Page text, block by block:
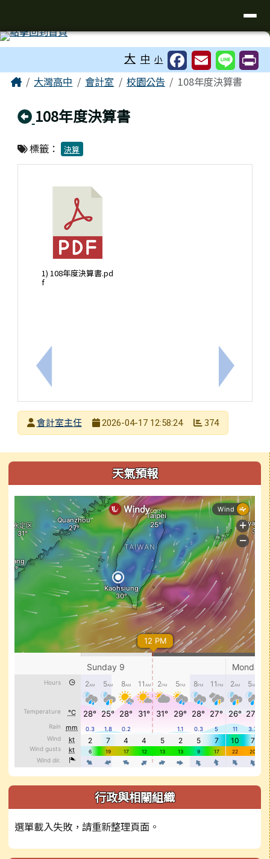
大 中 小
主內容區域
Home大灣高中 會計室 校園公告 108年度決算書
回上頁
108年度決算書
標籤： 決算
上一筆：110.1.1新版-逾一萬元代墊款項申請單
1) 108年度決算書.pd
f
下一筆：
發布者
會計室主任
2026-04-17 12:58:24 374
左邊區域內容 天氣預報
行政與相關組織
選單載入失敗，請重新整理頁面。
頁尾區域